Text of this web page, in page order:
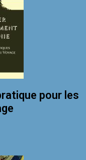
pour les